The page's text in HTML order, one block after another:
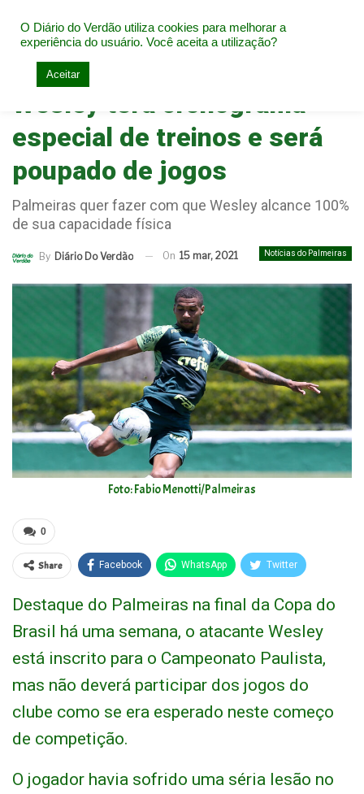
Home Notícias do Palmeiras
Wesley terá cronograma
especial de treinos e será
poupado de jogos
Palmeiras quer fazer com que Wesley alcance 100%
de sua capacidade física
Notícias do Palmeiras
By Diário Do Verdão On 15 mar, 2021
Foto: Fabio Menotti/Palmeiras
0
Share Facebook WhatsApp Twitter
Destaque do Palmeiras na final da Copa do
Brasil há uma semana, o atacante Wesley
está inscrito para o Campeonato Paulista,
mas não deverá participar dos jogos do
clube como se era esperado neste começo
de competição.
O jogador havia sofrido uma séria lesão no
O Diário do Verdão utiliza cookies para melhorar a
experiência do usuário. Você aceita a utilização?
Aceitar